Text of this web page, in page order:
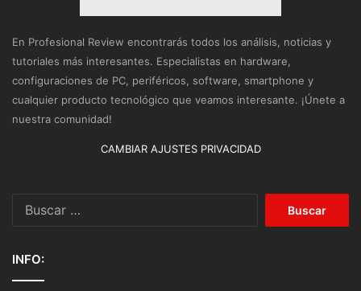
En Profesional Review encontrarás todos los análisis, noticias y
tutoriales más interesantes. Especialistas en hardware,
configuraciones de PC, periféricos, software, smartphone y
cualquier producto tecnológico que veamos interesante. ¡Únete a
nuestra comunidad!
CAMBIAR AJUSTES PRIVACIDAD
INFO: